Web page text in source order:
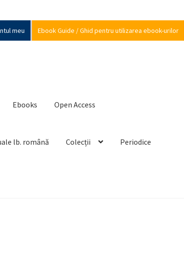
meu Ebook Guide / Ghid pentru utilizarea ebook-urilor
Ebooks Open Access
lb. română Colecții Periodice